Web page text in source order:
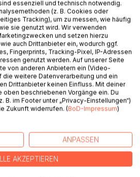
nicht als Fehler, sondern als
?
liegt, sondern im Erinnern ?
keine Gegensätze sind, sondern
?
poetischen Erzählung begleitet
jungen Lernenden in einem
auf einem Weg, der weit
An der Seite eines
zu hören und das Leiden
Gleichgewichts zu begreifen.
lebendigen Episoden die Weisheit
essenziell und technisch notwendig.
(z. B. Cookies oder
Tracking), um zu messen, wie häufig
sie genutzt wird. Wir verwenden
und setzen hierzu
auch Drittanbieter ein, wodurch ggf.
Fingerprints, Tracking-Pixel, IP-Adressen
genutzt werden. Auf unserer Seite
von anderen Anbietern ein (Video-
die weitere Datenverarbeitung und ein
Drittanbieter keinen Einfluss. Mit deiner
oben beschriebenen Vorgänge ein. Du
B. im Footer unter „Privacy-Einstellungen“)
Zukunft widerrufen. (BoD-Impressum)
ANPASSEN
AKZEPTIEREN